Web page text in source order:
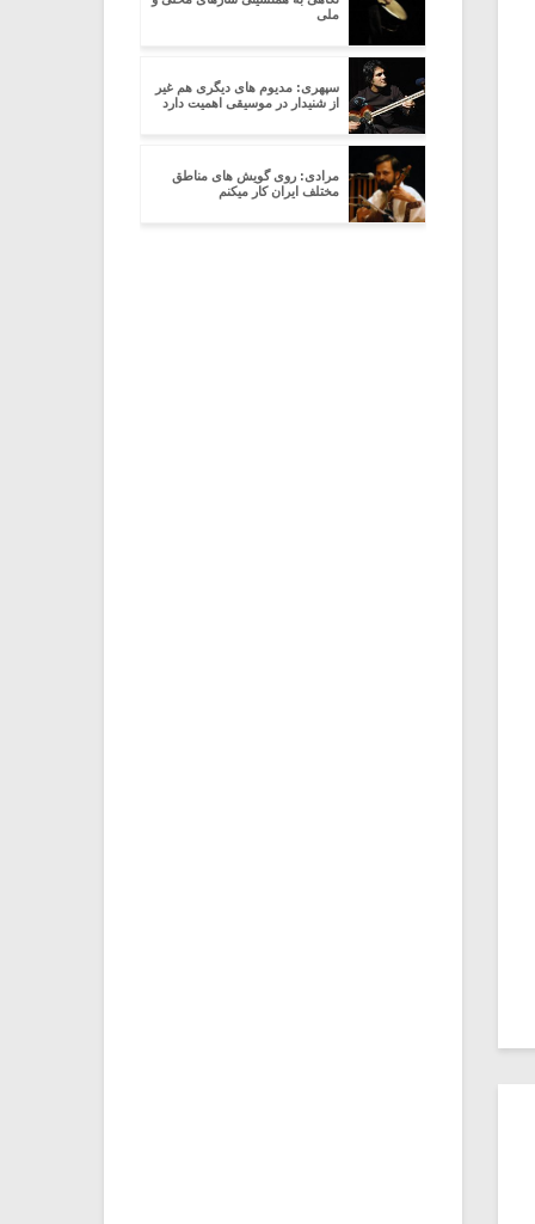
ملی
سپهری: مدیوم های دیگری هم غیر
از شنیدار در موسیقی اهمیت دارد
مرادی: روی گویش های مناطق
مختلف ایران کار میکنم